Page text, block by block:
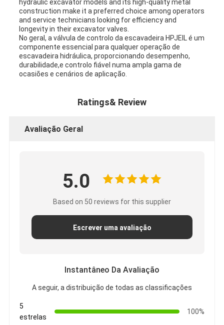
hydraulic excavator models and its high-quality metal
construction make it a preferred choice among operators
and service technicians looking for efficiency and
longevity in their excavator valves.
No geral, a válvula de controlo da escavadeira HPJEIL é um
componente essencial para qualquer operação de
escavadeira hidráulica, proporcionando desempenho,
durabilidade,e controlo fiável numa ampla gama de
ocasiões e cenários de aplicação.
Ratings& Review
Avaliação Geral
5.0
Based on 50 reviews for this supplier
Escrever uma avaliação
Instantâneo Da Avaliação
A seguir, a distribuição de todas as classificações
5
estrelas
100%